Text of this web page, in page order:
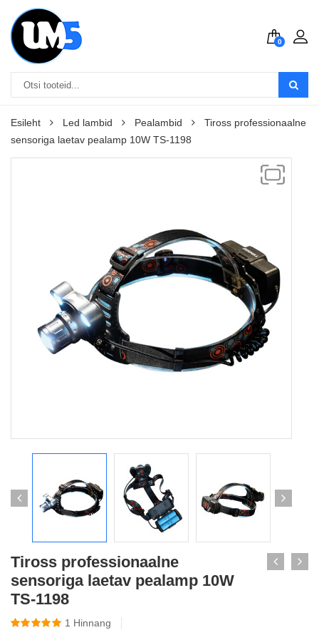
0
Esileht Led lambid Pealambid
Tiross professionaalne
sensoriga laetav pealamp 10W TS-1198
Tiross professionaalne
sensoriga laetav pealamp 10W
TS-1198
1 Hinnang